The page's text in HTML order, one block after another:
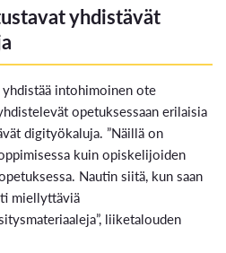
yhdistävät
intohimoinen ote
opetuksessaan erilaisia
digityökaluja. ”Näillä on
kuin opiskelijoiden
Nautin siitä, kun saan
miellyttäviä
liiketalouden